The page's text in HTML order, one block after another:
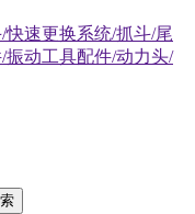
速更换系统/抓斗/尾
振动工具配件/动力头/